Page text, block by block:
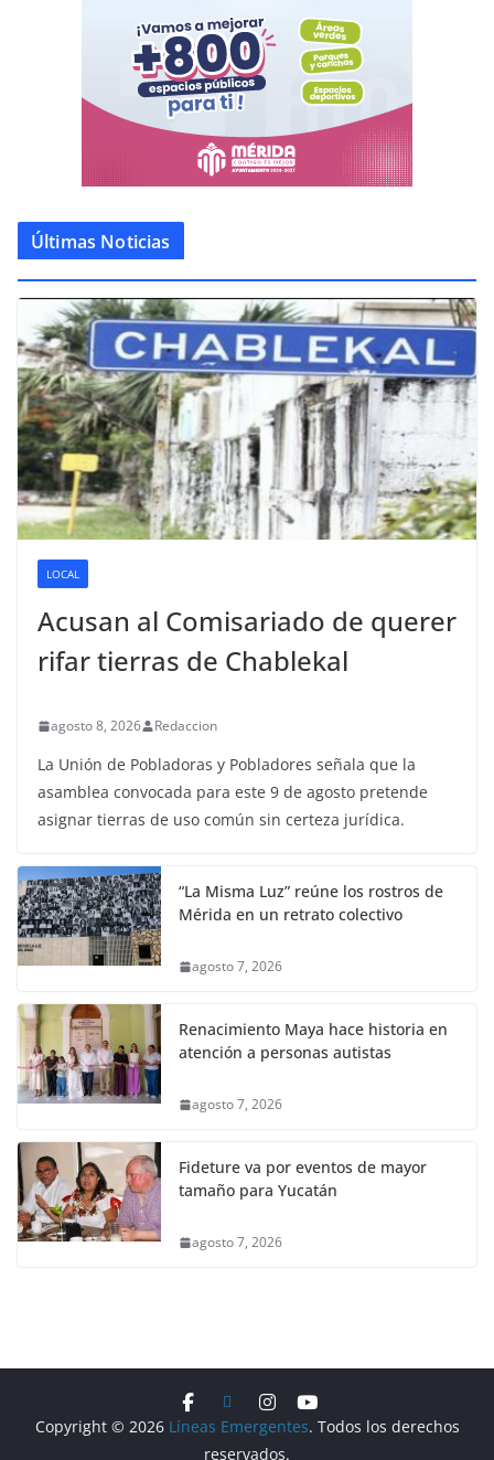
Últimas Noticias
LOCAL
Acusan al Comisariado de querer
rifar tierras de Chablekal
agosto 8, 2026 Redaccion
La Unión de Pobladoras y Pobladores señala que la
asamblea convocada para este 9 de agosto pretende
asignar tierras de uso común sin certeza jurídica.
“La Misma Luz” reúne los rostros de
Mérida en un retrato colectivo
agosto 7, 2026
Renacimiento Maya hace historia en
atención a personas autistas
agosto 7, 2026
Fideture va por eventos de mayor
tamaño para Yucatán
agosto 7, 2026
Copyright © 2026 Líneas Emergentes. Todos los derechos
reservados.